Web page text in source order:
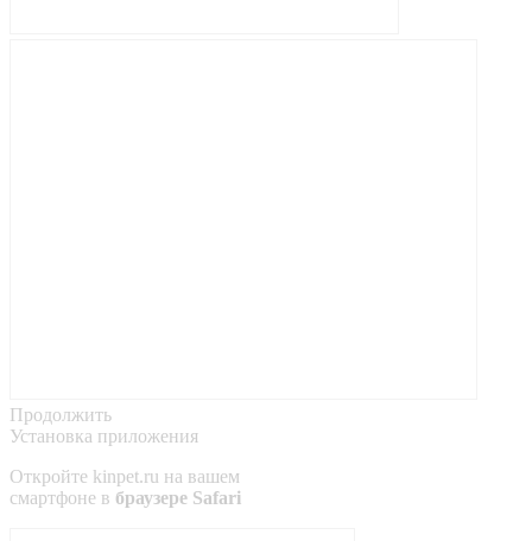
Продолжить
Установка приложения
Откройте kinpet.ru на вашем
смартфоне в браузере Safari